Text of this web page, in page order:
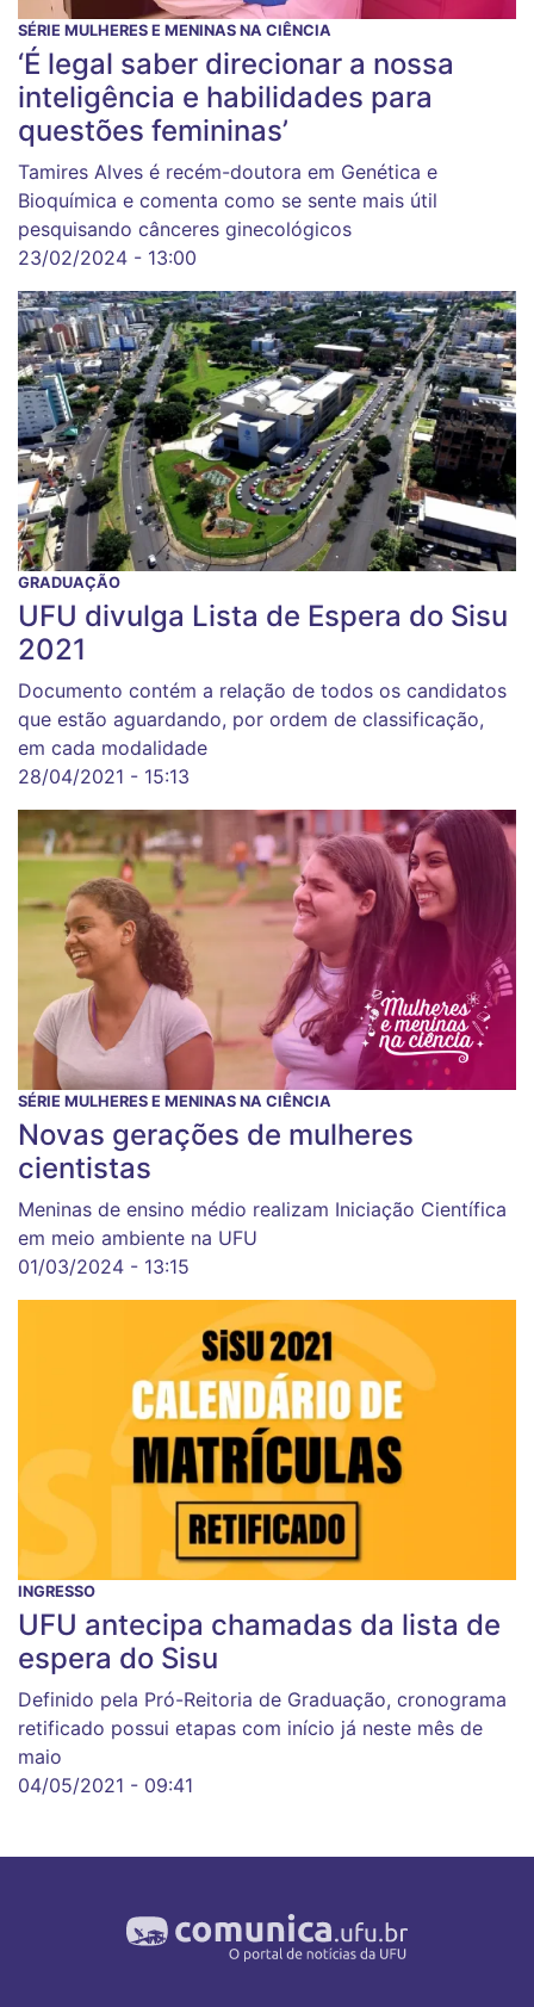
SÉRIE MULHERES E MENINAS NA CIÊNCIA
‘É legal saber direcionar a nossa
inteligência e habilidades para
questões femininas’
Tamires Alves é recém-doutora em Genética e
Bioquímica e comenta como se sente mais útil
pesquisando cânceres ginecológicos
23/02/2024 - 13:00
GRADUAÇÃO
UFU divulga Lista de Espera do Sisu
2021
Documento contém a relação de todos os candidatos
que estão aguardando, por ordem de classificação,
em cada modalidade
28/04/2021 - 15:13
SÉRIE MULHERES E MENINAS NA CIÊNCIA
Novas gerações de mulheres
cientistas
Meninas de ensino médio realizam Iniciação Científica
em meio ambiente na UFU
01/03/2024 - 13:15
INGRESSO
UFU antecipa chamadas da lista de
espera do Sisu
Definido pela Pró-Reitoria de Graduação, cronograma
retificado possui etapas com início já neste mês de
maio
04/05/2021 - 09:41